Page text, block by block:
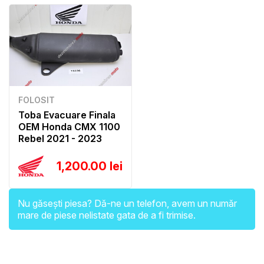
FOLOSIT
Toba Evacuare Finala
OEM Honda CMX 1100
Rebel 2021 - 2023
1,200.00 lei
Nu găsești piesa? Dă-ne un telefon, avem un număr
mare de piese nelistate gata de a fi trimise.